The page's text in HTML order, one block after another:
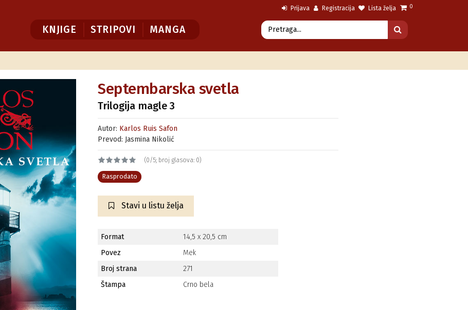
Prijava Registracija Lista želja 0
KNJIGE STRIPOVI MANGA
Septembarska svetla
Trilogija magle 3
Autor: Karlos Ruis Safon
Prevod: Jasmina Nikolić
(0/5; broj glasova: 0)
Rasprodato
Stavi u listu želja
Format
14,5 x 20,5 cm
Povez
Mek
Broj strana
271
Štampa
Crno bela